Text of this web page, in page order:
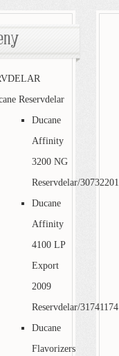
Reservdelar
Ducane
Affinity
3200 NG
Reservdelar/30732201
Ducane
Affinity
4100 LP
Export
2009
Reservdelar/31741174
Ducane
Flavorizers